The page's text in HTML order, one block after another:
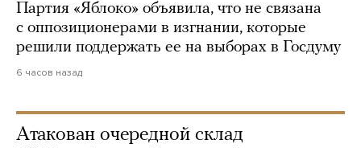
Партия «Яблоко» объявила, что не связана
с оппозиционерами в изгнании, которые
решили поддержать ее на выборах в Госдуму
6 часов назад
Атакован очередной склад